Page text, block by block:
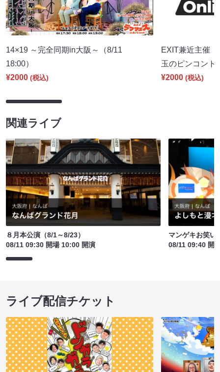
14×19 ～完全同期in大阪～（8/11
18:00）
¥2000 (税込)
EXIT兼近主催
玉のピンコン
¥2000 (税込)
関連ライブ
８月本公演（8/1～8/23）
08/11 09:30 開場 10:00 開演
マンゲキお笑い
08/11 09:40 開
ライブ配信チケット